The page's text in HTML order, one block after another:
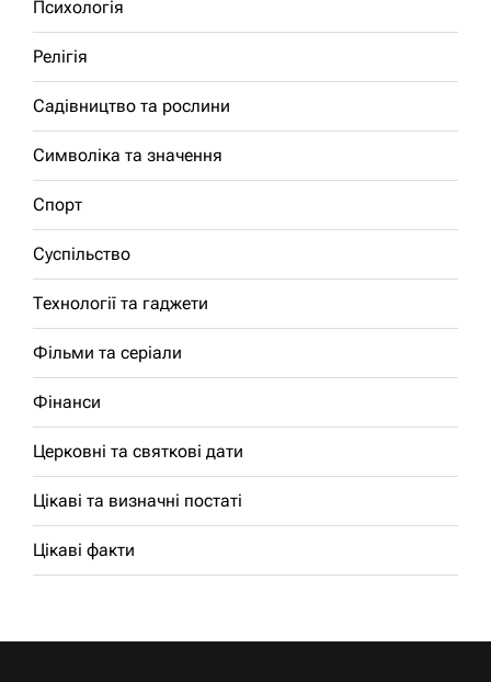
Психологія
Релігія
Садівництво та рослини
Символіка та значення
Спорт
Суспільство
Технології та гаджети
Фільми та серіали
Фінанси
Церковні та святкові дати
Цікаві та визначні постаті
Цікаві факти